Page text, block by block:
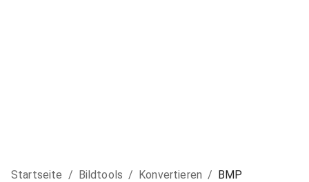
Startseite / Bildtools / Konvertieren / BMP